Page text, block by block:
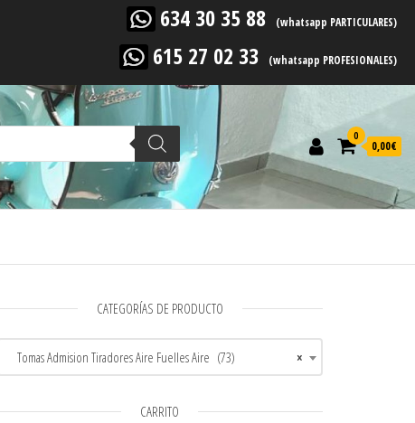
634 30 35 88 (whatsapp PARTICULARES)
615 27 02 33 (whatsapp PROFESIONALES)
0
0,00€
CATEGORÍAS DE PRODUCTO
×
Tomas Admision Tiradores Aire Fuelles Aire (73)
CARRITO